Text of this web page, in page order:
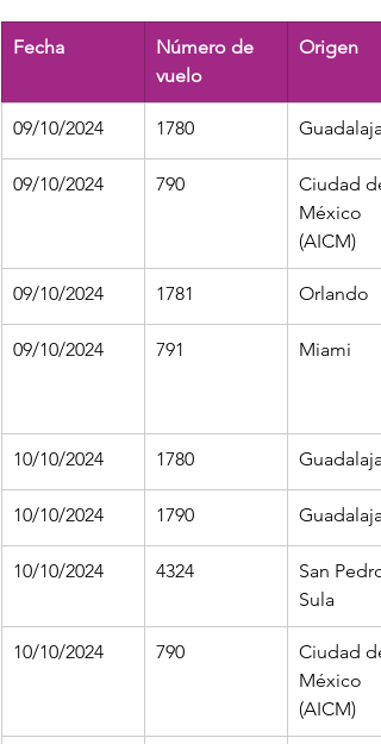
Fecha
Número de
vuelo
Origen
09/10/2024 1780
09/10/2024 790
Ciudad de
México
(AICM)
09/10/2024 1781 Orlando
09/10/2024 791 Miami
10/10/2024 1780
10/10/2024 1790
10/10/2024 4324
San Pedro
Sula
10/10/2024 790
Ciudad de
México
(AICM)